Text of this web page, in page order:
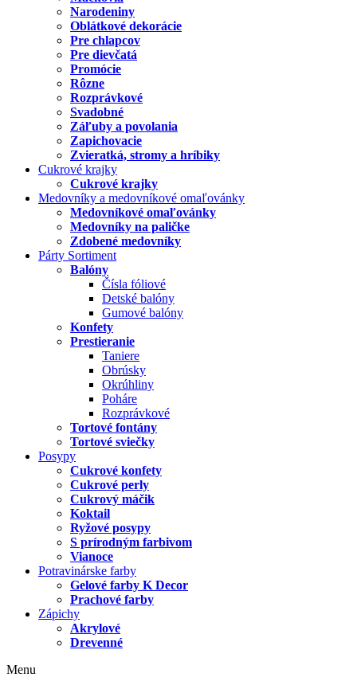
Narodeniny
Oblátkové dekorácie
Pre chlapcov
Pre dievčatá
Promócie
Rôzne
Rozprávkové
Svadobné
Záľuby a povolania
Zapichovacie
Zvieratká, stromy a hríbiky
Cukrové krajky
Cukrové krajky
Medovníky a medovníkové omaľovánky
Medovníkové omaľovánky
Medovníky na paličke
Zdobené medovníky
Párty Sortiment
Balóny
Čísla fóliové
Detské balóny
Gumové balóny
Konfety
Prestieranie
Taniere
Obrúsky
Okrúhliny
Poháre
Rozprávkové
Tortové fontány
Tortové sviečky
Posypy
Cukrové konfety
Cukrové perly
Cukrový máčik
Koktail
Ryžové posypy
S prírodným farbivom
Vianoce
Potravinárske farby
Gelové farby K Decor
Prachové farby
Zápichy
Akrylové
Drevenné
Menu